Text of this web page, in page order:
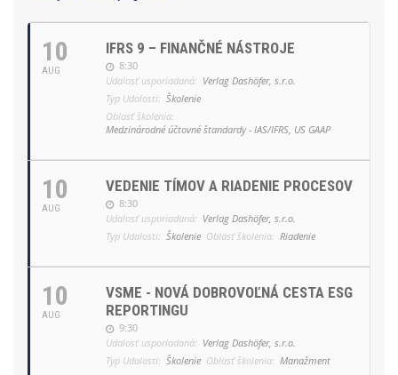
10
AUG
IFRS 9 – FINANČNÉ NÁSTROJE
8:30
Udalosť usporiadaná: Verlag Dashöfer, s.r.o.
Typ Udalosti: Školenie
Oblasť školenia:
Medzinárodné účtovné štandardy - IAS/IFRS, US GAAP
10
AUG
VEDENIE TÍMOV A RIADENIE PROCESOV
8:30
Udalosť usporiadaná: Verlag Dashöfer, s.r.o.
Typ Udalosti: Školenie Oblasť školenia: Riadenie
10
AUG
VSME - NOVÁ DOBROVOĽNÁ CESTA ESG
REPORTINGU
9:30
Udalosť usporiadaná: Verlag Dashöfer, s.r.o.
Typ Udalosti: Školenie Oblasť školenia: Manažment